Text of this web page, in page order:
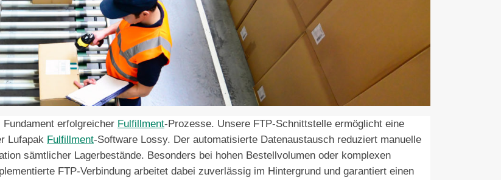
erfolgreicher Fulfillment-Prozesse. Unsere FTP-Schnittstelle ermöglicht eine
Lufapak Fulfillment-Software Lossy. Der automatisierte Datenaustausch reduziert manuelle
sämtlicher Lagerbestände. Besonders bei hohen Bestellvolumen oder komplexen
FTP-Verbindung arbeitet dabei zuverlässig im Hintergrund und garantiert einen